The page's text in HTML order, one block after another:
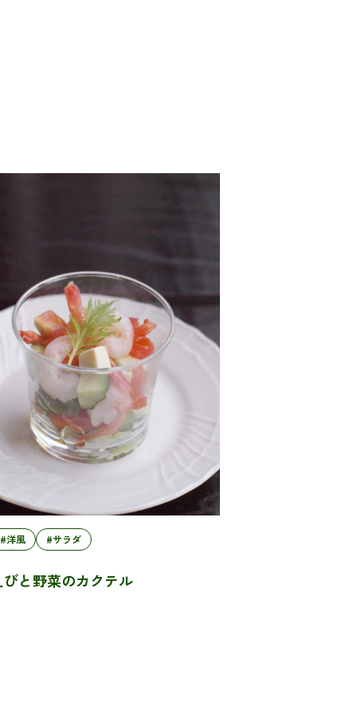
#洋風 #サラダ
びと野菜のカクテル